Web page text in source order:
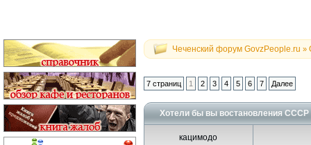
Чеченский форум GovzPeople.ru »
7 страниц 1 2 3 4 5 6 7 Далее
Хотели бы вы востановления
кацимодо